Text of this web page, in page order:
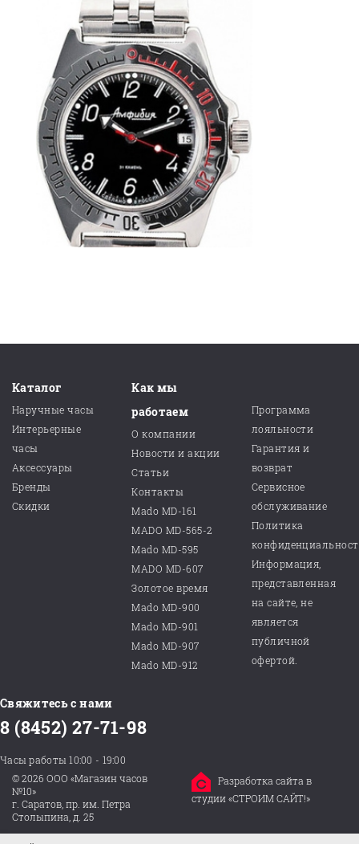
Каталог
Наручные часы
Интерьерные
часы
Аксессуары
Бренды
Скидки
Как мы
работаем
О компании
Новости и акции
Статьи
Контакты
Mado MD-161
MADO MD-565-2
Mado MD-595
MADO MD-607
Золотое время
Mado MD-900
Mado MD-901
Mado MD-907
Mado MD-912
Программа
лояльности
Гарантия и
возврат
Сервисное
обслуживание
Политика
Информация,
представленная
на сайте, не
является
публичной
офертой.
Свяжитесь с нами
8 (8452) 27-71-98
Часы работы 10:00 - 19:00
© 2026 ООО «Магазин часов
№10»
г. Саратов, пр. им. Петра
Столыпина, д. 25
Разработка сайта в
студии «СТРОИМ САЙТ!»